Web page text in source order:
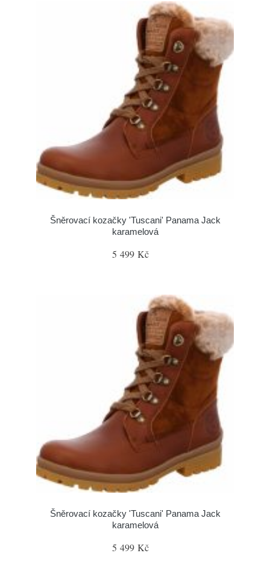
Šněrovací kozačky 'Tuscani' Panama Jack
karamelová
5 499 Kč
Šněrovací kozačky 'Tuscani' Panama Jack
karamelová
5 499 Kč